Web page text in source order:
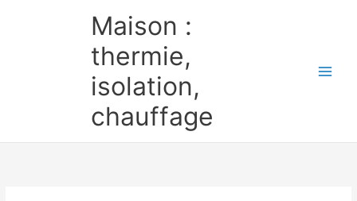
Maison :
thermie,
isolation,
chauffage